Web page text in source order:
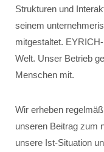
Strukturen und
seinem
mitgestaltet.
Welt. Unser Betrieb
Menschen mit.
Wir erheben
unseren Beitrag zum
unsere Ist-Situation